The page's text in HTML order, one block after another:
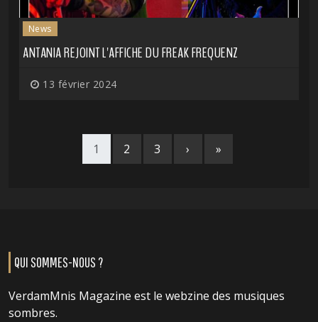
News
ANTANIA REJOINT L'AFFICHE DU FREAK FREQUENZ
13 février 2024
1 2 3 › »
QUI SOMMES-NOUS ?
VerdamMnis Magazine est le webzine des musiques
sombres.